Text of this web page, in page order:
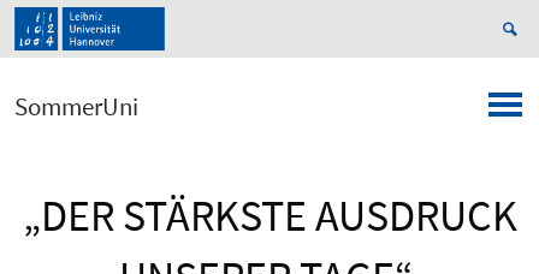
SommerUni
„DER STÄRKSTE AUSDRUCK